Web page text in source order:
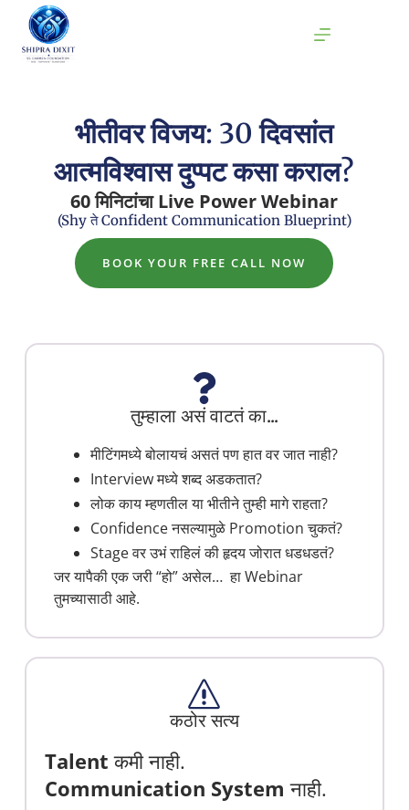
भीतीवर विजय: 30 दिवसांत
आत्मविश्वास दुप्पट कसा कराल?
60मिनिटांचाLive Power Webinar
(Shy ते Confident Communication Blueprint)
BOOK YOUR FREE CALL NOW
तुम्हाला असं वाटतं का...
मीटिंगमध्ये बोलायचं असतं पण हात वर जात नाही?
Interview मध्ये शब्द अडकतात?
लोक काय म्हणतील या भीतीने तुम्ही मागे राहता?
Confidence नसल्यामुळे Promotion चुकतं?
Stage वर उभं राहिलं की हृदय जोरात धडधडतं?
जर यापैकी एक जरी “हो” असेल… हा Webinar
तुमच्यासाठी आहे.
कठोर सत्य
Talent कमी नाही.
Communication System नाही.